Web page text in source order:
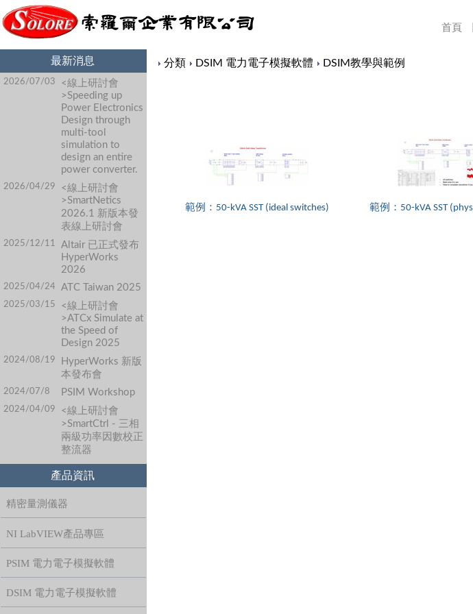
首頁
最新消息
2026/07/03
<線上研討會
>Speeding up
Power Electronics
Design through
multi-tool
simulation to
design an entire
power converter.
2026/04/29
<線上研討會
>SmartNetics
2026.1 新版本發
表線上研討會
2025/12/11
Altair 已正式發布
HyperWorks
2026
2025/04/24 ATC Taiwan 2025
2025/03/15
<線上研討會
>ATCx Simulate at
the Speed of
Design 2025
2024/08/19
HyperWorks 新版
本發布會
2024/07/8 PSIM Workshop
2024/04/09
<線上研討會
>SmartCtrl - 三相
兩級功率因數校正
整流器
產品資訊
精密量測儀器
NI LabVIEW產品專區
PSIM 電力電子模擬軟體
DSIM 電力電子模擬軟體
Content
分類 DSIM 電力電子模擬軟體 DSIM教學與範例
範例：50-kVA SST (ideal switches) 範例：50-kVA SST